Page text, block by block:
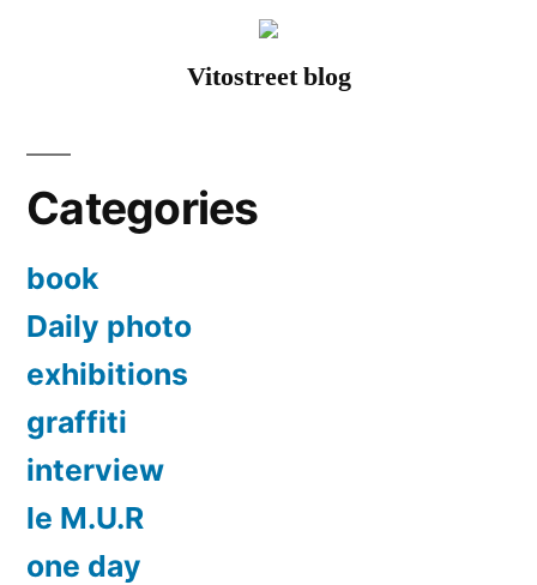
Vitostreet blog
Categories
book
Daily photo
exhibitions
graffiti
interview
le M.U.R
one day